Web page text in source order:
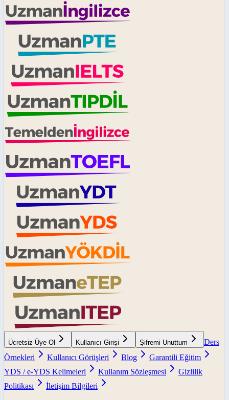
Ücretsiz Üye Ol Kullanıcı Girişi Şifremi Unuttum
Ders
Örnekleri
Kullanıcı Görüşleri Blog
Garantili Eğitim
YDS / e-YDS Kelimeleri
Kullanım Sözleşmesi
Gizlilik
Politikası
İletişim Bilgileri